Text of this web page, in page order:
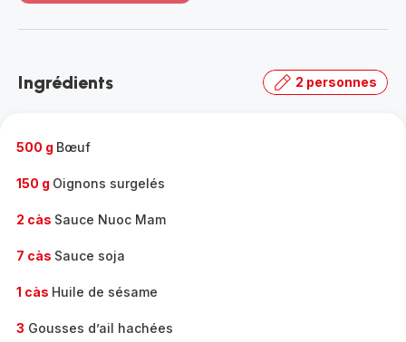
-
gamme
Ingrédients 2 personnes
500 g Bœuf
150 g Oignons surgelés
2 càs Sauce Nuoc Mam
7 càs Sauce soja
1 càs Huile de sésame
3 Gousses d’ail hachées